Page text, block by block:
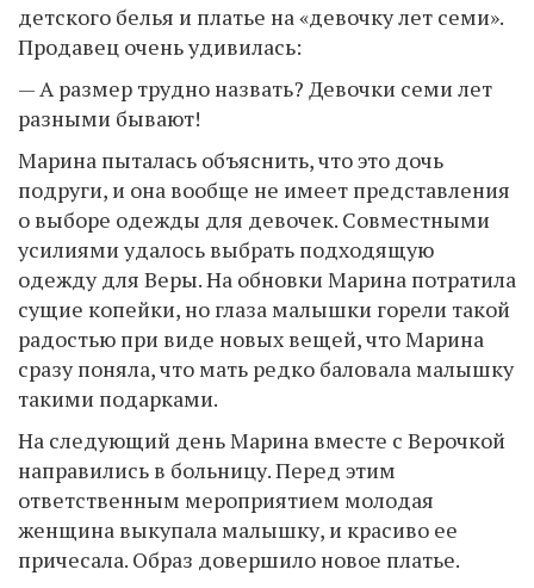
детского белья и платье на «девочку лет семи».
Продавец очень удивилась:
— А размер трудно назвать? Девочки семи лет
разными бывают!
Марина пыталась объяснить, что это дочь
подруги, и она вообще не имеет представления
о выборе одежды для девочек. Совместными
усилиями удалось выбрать подходящую
одежду для Веры. На обновки Марина потратила
сущие копейки, но глаза малышки горели такой
радостью при виде новых вещей, что Марина
сразу поняла, что мать редко баловала малышку
такими подарками.
На следующий день Марина вместе с Верочкой
направились в больницу. Перед этим
ответственным мероприятием молодая
женщина выкупала малышку, и красиво ее
причесала. Образ довершило новое платье.